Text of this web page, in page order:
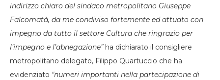
indirizzo chiaro del sindaco metropolitano Giuseppe
Falcomatà, da me condiviso fortemente ed attuato con
impegno da tutto il settore Cultura che ringrazio per
l’impegno e l’abnegazione”ha dichiarato il consigliere
metropolitano delegato, Filippo Quartuccio che ha
evidenziato “numeri importanti nella partecipazione di